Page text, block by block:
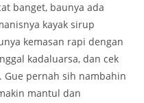
banget, baunya ada
kayak sirup
kemasan rapi dengan
kadaluarsa, dan cek
Gue pernah sih nambahin
mantul dan